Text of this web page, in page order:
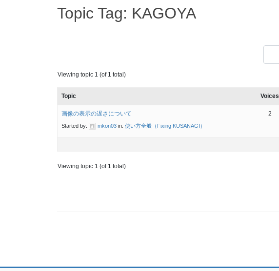
Topic Tag: KAGOYA
Viewing topic 1 (of 1 total)
Topic Voices
画像の表示の遅さについて
Started by: mkon03 in: 使い方全般（Fixing KUSANAGI）
2
Viewing topic 1 (of 1 total)